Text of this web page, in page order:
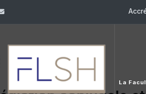
(1) 421 000
La